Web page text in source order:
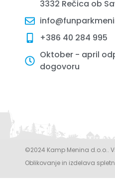
3332 Rečica ob
+386 40 284 995
Oktober - april
dogovoru
©2024 Kamp Menina d.o.o..
Oblikovanje in izdelava